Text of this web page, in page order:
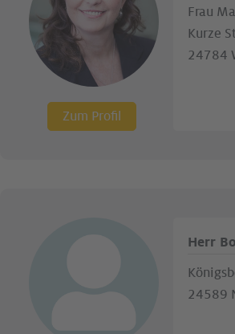
Zum Profil
Frau
Kurze
24784
Herr
24589